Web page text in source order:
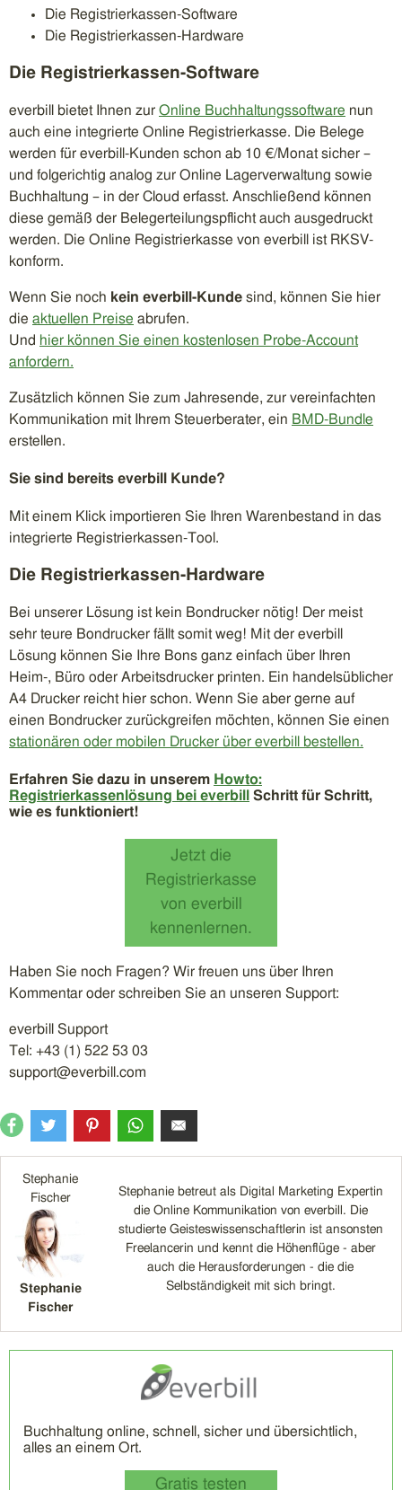
Die Registrierkassen-Software
Die Registrierkassen-Hardware
Die Registrierkassen-Software
everbill bietet Ihnen zur Online Buchhaltungssoftware nun
auch eine integrierte Online Registrierkasse. Die Belege
werden für everbill-Kunden schon ab 10 €/Monat sicher –
und folgerichtig analog zur Online Lagerverwaltung sowie
Buchhaltung – in der Cloud erfasst. Anschließend können
diese gemäß der Belegerteilungspflicht auch ausgedruckt
werden. Die Online Registrierkasse von everbill ist RKSV-
konform.
Wenn Sie noch kein everbill-Kunde sind, können Sie hier
die aktuellen Preise abrufen.
Und hier können Sie einen kostenlosen Probe-Account
anfordern.
Zusätzlich können Sie zum Jahresende, zur vereinfachten
Kommunikation mit Ihrem Steuerberater, ein BMD-Bundle
erstellen.
Sie sind bereits everbill Kunde?
Mit einem Klick importieren Sie Ihren Warenbestand in das
integrierte Registrierkassen-Tool.
Die Registrierkassen-Hardware
Bei unserer Lösung ist kein Bondrucker nötig! Der meist
sehr teure Bondrucker fällt somit weg! Mit der everbill
Lösung können Sie Ihre Bons ganz einfach über Ihren
Heim-, Büro oder Arbeitsdrucker printen. Ein handelsüblicher
A4 Drucker reicht hier schon. Wenn Sie aber gerne auf
einen Bondrucker zurückgreifen möchten, können Sie einen
stationären oder mobilen Drucker über everbill bestellen.
Erfahren Sie dazu in unserem Howto:
Registrierkassenlösung bei everbill
Schritt für Schritt,
wie es funktioniert!
Jetzt die
Registrierkasse
von everbill
kennenlernen.
Haben Sie noch Fragen? Wir freuen uns über Ihren
Kommentar oder schreiben Sie an unseren Support:
everbill Support
Tel: +43 (1) 522 53 03
support@everbill.com
Stephanie
Fischer
Stephanie
Fischer
Stephanie betreut als Digital Marketing Expertin
die Online Kommunikation von everbill. Die
studierte Geisteswissenschaftlerin ist ansonsten
Freelancerin und kennt die Höhenflüge - aber
auch die Herausforderungen - die die
Selbständigkeit mit sich bringt.
Buchhaltung online, schnell, sicher und übersichtlich,
alles an einem Ort.
Gratis testen